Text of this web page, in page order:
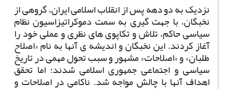
نزدیک به دو دهه پس از انقلاب اسلامی ایران، گروهی از
نخبگان، با جهت گیری به سمت دموکراتیزاسیون نظام
سیاسی حاکم، تلاش و تکاپوی های نظری و عملی خود را
آغاز کردند. این نخبگان و اندیشه ی آنها به نام «اصلاح
طلبان» و «اصلاحات» مشهور و سبب تحول مهمی در تاریخ
سیاسی و اجتماعی جمهوری اسلامی شدند؛ اما تحقق
اهداف آنها با چالش مواجه شد. ناکامی در اصلاحات و